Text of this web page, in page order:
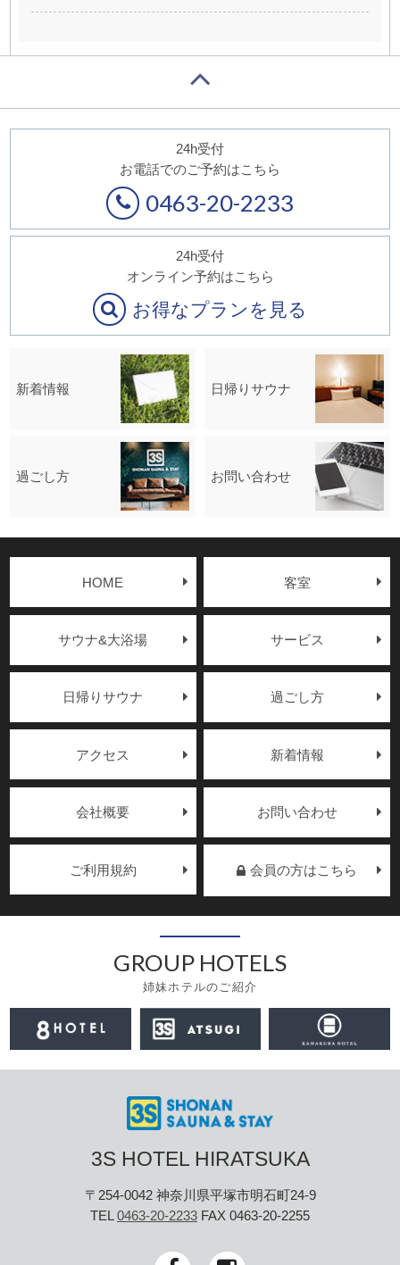
24h受付
お電話でのご予約はこちら
0463-20-2233
24h受付
オンライン予約はこちら
お得なプランを見る
新着情報 日帰りサウナ
過ごし方 お問い合わせ
HOME 客室
サウナ&大浴場 サービス
日帰りサウナ 過ごし方
アクセス 新着情報
会社概要 お問い合わせ
ご利用規約 会員の方はこちら
GROUP HOTELS
姉妹ホテルのご紹介
3S HOTEL HIRATSUKA
〒254-0042 神奈川県平塚市明石町24-9
TEL 0463-20-2233 FAX 0463-20-2255